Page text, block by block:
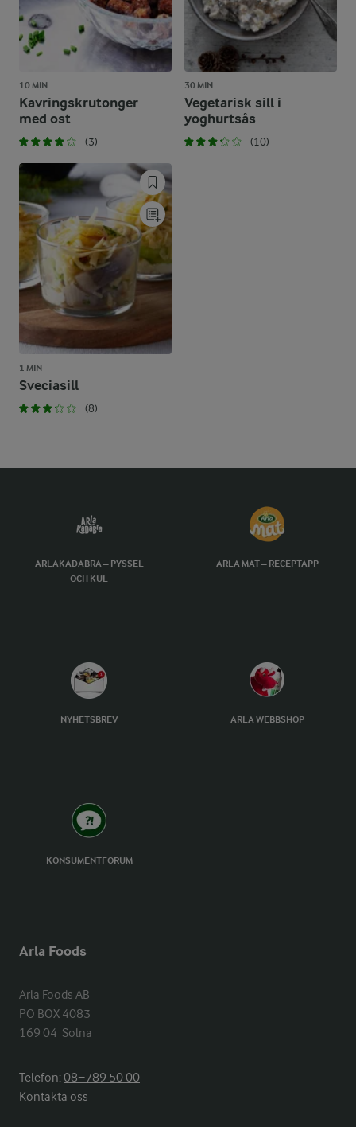
10 MIN
Kavringskrutonger
med ost
(3)
30 MIN
Vegetarisk sill i
yoghurtsås
(10)
1 MIN
Sveciasill
(8)
ARLAKADABRA – PYSSEL
OCH KUL
ARLA MAT – RECEPTAPP
NYHETSBREV ARLA WEBBSHOP
KONSUMENTFORUM
Arla Foods
Arla Foods AB
PO BOX 4083
169 04  Solna
Telefon:08−789 50 00
Kontakta oss